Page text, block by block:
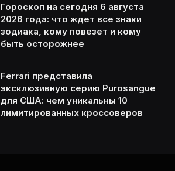
Гороскоп на сегодня 6 августа
2026 года: что ждет все знаки
зодиака, кому повезет и кому
быть осторожнее
Ferrari представила
эксклюзивную серию Purosangue
для США: чем уникальны 10
лимитированных кроссоверов